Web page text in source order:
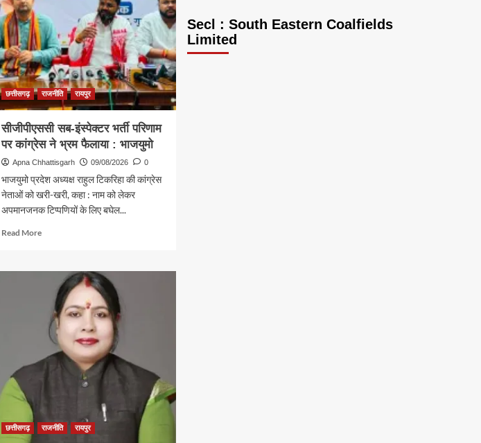
छत्तीसगढ़ राजनीति रायपुर
सीजीपीएससी सब-इंस्पेक्टर भर्ती परिणाम
पर कांग्रेस ने भ्रम फैलाया : भाजयुमो
Apna Chhattisgarh 09/08/2026 0
भाजयुमो प्रदेश अध्यक्ष राहुल टिकरिहा की कांग्रेस
नेताओं को खरी-खरी, कहा : नाम को लेकर
अपमानजनक टिप्पणियों के लिए बघेल...
Read MoreRead
सीजीपीएससी
इंस्पेक्टर
परिणाम
कांग्रेस
ने
भाजयुमो
छत्तीसगढ़ राजनीति रायपुर
Secl : South Eastern Coalfields
Limited